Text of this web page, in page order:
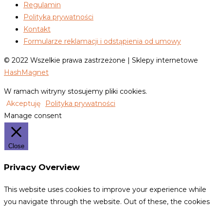
Regulamin
Polityka prywatności
Kontakt
Formularze reklamacji i odstąpienia od umowy
© 2022 Wszelkie prawa zastrzeżone | Sklepy internetowe
HashMagnet
W ramach witryny stosujemy pliki cookies.
Akceptuję
Polityka prywatności
Manage consent
Close
Privacy Overview
This website uses cookies to improve your experience while
you navigate through the website. Out of these, the cookies